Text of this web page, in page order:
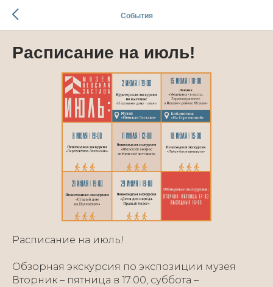
События
Расписание на июль!
Расписание на июль!
Обзорная экскурсия по экспозиции музея
Вторник – пятница в 17:00, суббота –